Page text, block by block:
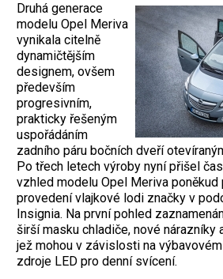
Druhá generace
modelu Opel Meriva
vynikala citelně
dynamičtějším
designem, ovšem
především
progresivním,
prakticky řešeným
uspořádáním
zadního páru bočních dveří
Po třech letech výroby nyní přišel
vzhled modelu Opel Meriva poněkud
provedení vlajkové lodi značky v
Insignia. Na první pohled
širší masku chladiče, nové nárazníky
jež mohou v závislosti na
zdroje LED pro denní svícení.